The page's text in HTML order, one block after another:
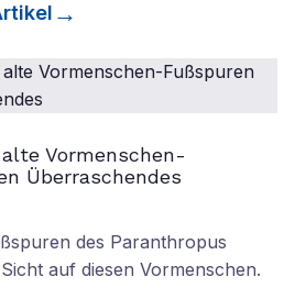
Vormenschen-
Überraschendes
des Paranthropus
auf diesen Vormenschen.